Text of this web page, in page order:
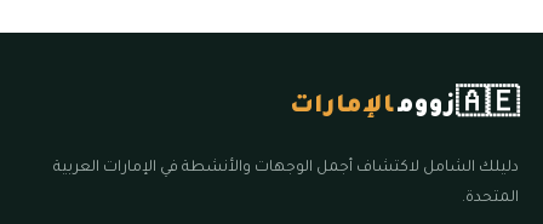
🇦🇪زوومالإمارات
دليلك الشامل لاكتشاف أجمل الوجهات والأنشطة في الإمارات العربية
المتحدة.